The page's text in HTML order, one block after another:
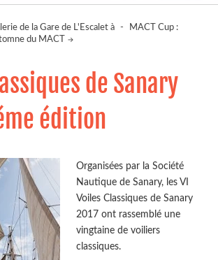
de la Gare de L'Escalet à -
MACT Cup :
du MACT
de Sanary
édition
Organisées par la Société
Nautique de Sanary, les VI
Voiles Classiques de Sanary
2017 ont rassemblé une
vingtaine de voiliers
classiques.